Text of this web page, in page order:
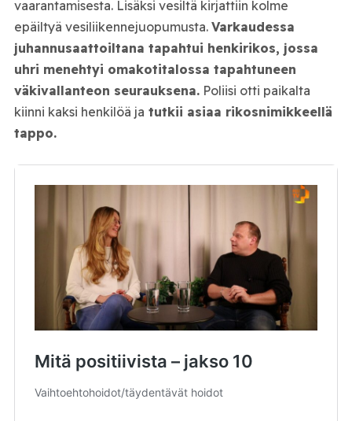
vaarantamisesta. Lisäksi vesiltä kirjattiin kolme
epäiltyä vesiliikennejuopumusta. Varkaudessa
juhannusaattoiltana tapahtui henkirikos, jossa
uhri menehtyi omakotitalossa tapahtuneen
väkivallanteon seurauksena.Poliisi otti paikalta
kiinni kaksi henkilöä ja tutkii asiaa rikosnimikkeellä
tappo.